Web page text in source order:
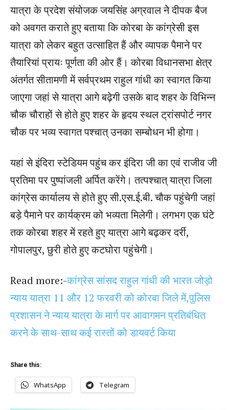
यात्रा के प्रदेश संयोजक जयसिंह अग्रवाल नेे दीपक बैज
को अवगत कराते हुए बताया कि कोरबा के कांग्रेसी इस
यात्रा को लेकर बहुत उत्साहित हैं और व्यापक पैमाने पर
तैयारियां प्रायः पूर्णता की ओर हैं। कोरबा विधानसभा क्षेत्र
अंतर्गत सीतामणी में सर्वप्रथम राहुल गांधी का स्वागत किया
जाएगा जहां से यात्रा आगे बढ़ेगी उसके बाद शहर के विभिन्न
चौक चौराहों से होते हुए शहर के हृदय स्थल ट्रांसपोर्ट नगर
चौक पर भव्य स्वागत पश्चात् उनका सम्बोधन भी होगा।
यहां से इंदिरा स्टेडियम पहुंच कर इंदिरा जी का एवं राजीव जी
प्रतिमा पर पुष्पांजली अर्पित करेंगे। तत्पश्चात् यात्रा जिला
कांग्रेस कार्यालय से होते हुए सी.एस.ई.बी. चौक पहुंचेगी जहां
बड़े पैमाने पर कार्यक्रम को भव्यता मिलेगी। लगभग एक घंटे
तक कोरबा शहर में रहते हुए यात्रा आगे बढ़कर दर्री,
गोपालपुर, छुरी होते हुए कटघोरा पहुंचेगी।
Read more:-कांग्रेस सांसद राहुल गांधी की भारत जोड़ो
न्याय यात्रा 11 और 12 फरवरी को कोरबा जिले में,पुलिस
प्रशासन ने न्याय यात्रा के मार्ग पर आवागमन प्रतिबंधित
करने के साथ-साथ कई रास्तों को डायवर्ट किया
Share this:
WhatsApp Telegram